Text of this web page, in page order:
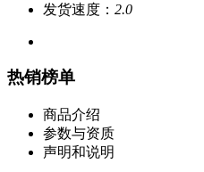
发货速度： 2.0
热销榜单
商品介绍
参数与资质
声明和说明